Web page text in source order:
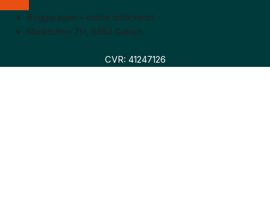
Boggaragen – online antikvariat
Marktoften 7H, 8464 Galten
CVR: 41247126